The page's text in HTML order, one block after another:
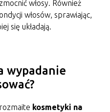
włosy. Również
włosów, sprawiając,
się układają.
wypadanie
kosmetyki na